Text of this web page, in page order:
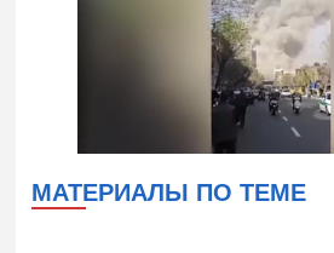
МАТЕРИАЛЫ ПО ТЕМЕ